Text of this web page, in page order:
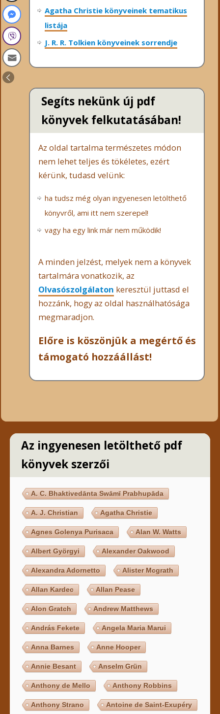
Agatha Christie könyveinek tematikus
listája
J. R. R. Tolkien könyveinek sorrendje
Segíts nekünk új pdf
könyvek felkutatásában!
Az oldal tartalma természetes módon
nem lehet teljes és tökéletes, ezért
kérünk, tudasd velünk:
ha tudsz még olyan ingyenesen letölthető
könyvről, ami itt nem szerepel!
vagy ha egy link már nem működik!
A minden jelzést, melyek nem a könyvek
tartalmára vonatkozik, az
Olvasószolgálaton keresztül juttasd el
hozzánk, hogy az oldal használhatósága
megmaradjon.
Előre is köszönjük a megértő és
támogató hozzáállást!
Az ingyenesen letölthető pdf
könyvek szerzői
A. C. Bhaktivedānta Swāmī Prabhupāda
A. J. Christian Agatha Christie
Agnes Golenya Purisaca Alan W. Watts
Albert Györgyi Alexander Oakwood
Alexandra Adornetto Alister Mcgrath
Allan Kardec Allan Pease
Alon Gratch Andrew Matthews
András Fekete Angela Maria Marui
Anna Barnes Anne Hooper
Annie Besant Anselm Grün
Anthony de Mello Anthony Robbins
Anthony Strano Antoine de Saint-Exupéry